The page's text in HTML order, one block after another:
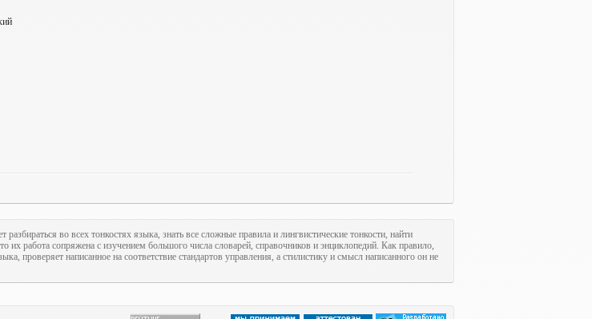
во всех тонкостях языка, знать все сложные правила и лингвистические тонкости, найти
работа сопряжена с изучением большого числа словарей, справочников и энциклопедий. Как правило,
проверяет написанное на соответствие стандартов управления, а стилистику и смысл написанного он не